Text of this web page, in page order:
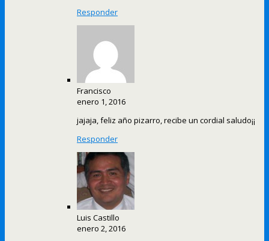
Responder
Francisco
enero 1, 2016
jajaja, feliz año pizarro, recibe un cordial saludo¡¡
Responder
Luis Castillo
enero 2, 2016